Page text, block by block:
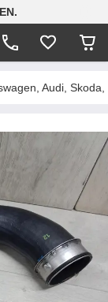
Audi, Skoda,